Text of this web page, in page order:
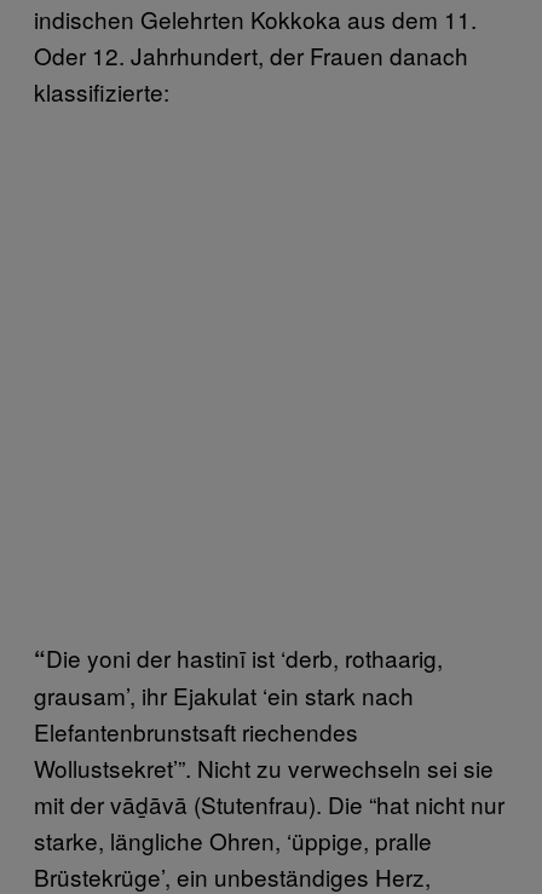
indischen Gelehrten Kokkoka aus dem 11.
Oder 12. Jahrhundert, der Frauen danach
klassifizierte:
“Die yoni der hastinī ist ‘derb, rothaarig,
grausam’, ihr Ejakulat ‘ein stark nach
Elefantenbrunstsaft riechendes
Wollustsekret’”. Nicht zu verwechseln sei sie
mit der vāḏāvā (Stutenfrau). Die “hat nicht nur
starke, längliche Ohren, ‘üppige, pralle
Brüstekrüge’, ein unbeständiges Herz,